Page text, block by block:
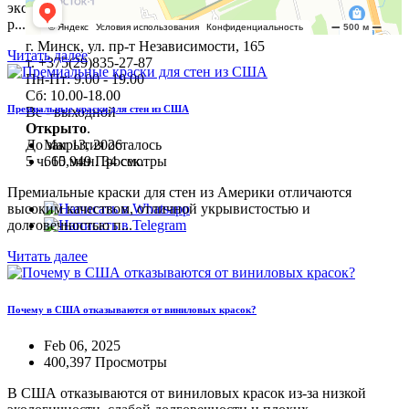
г. Минск, ул. пр-т Независимости, 165
т. +375(29)835-27-87
Пн-Пт: 9.00 - 19.00
Сб: 10.00-18.00
Вс - выходной
Открыто.
До закрытия осталось
5 ч. 15 мин. 33 сек.
+7(495)227-03-82
эксплуатационными характеристиками. В первую очередь это
р...
Читать далее
Премиальные краски для стен из США
Mar 13, 2026
660,949 Просмотры
Премиальные краски для стен из Америки отличаются
высоким качеством, отличной укрывистостью и
долговечностью п...
Читать далее
Почему в США отказываются от виниловых красок?
Feb 06, 2025
400,397 Просмотры
В США отказываются от виниловых красок из-за низкой